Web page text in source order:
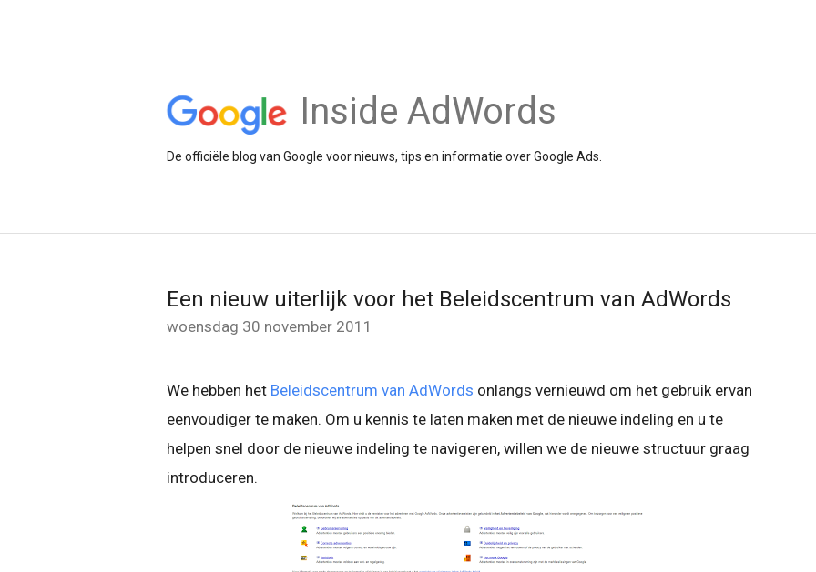
Inside AdWords
De officiële blog van Google voor nieuws, tips en informatie over Google Ads.
Een nieuw uiterlijk voor het Beleidscentrum van AdWords
woensdag 30 november 2011
We hebben het Beleidscentrum van AdWords onlangs vernieuwd om het gebruik ervan
eenvoudiger te maken. Om u kennis te laten maken met de nieuwe indeling en u te
helpen snel door de nieuwe indeling te navigeren, willen we de nieuwe structuur graag
introduceren.